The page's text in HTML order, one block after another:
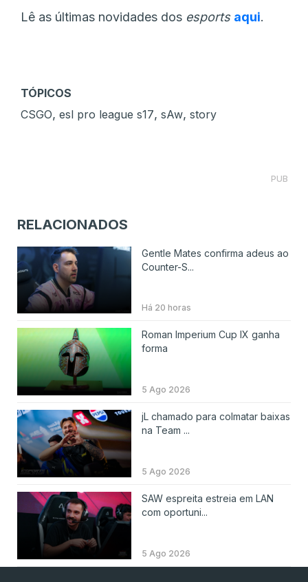
Lê as últimas novidades dos esports aqui.
TÓPICOS
CSGO, esl pro league s17, sAw, story
PUB
RELACIONADOS
Gentle Mates confirma adeus ao
Counter-S...
Há 20 horas
Roman Imperium Cup IX ganha
forma
5 Ago 2026
jL chamado para colmatar baixas
na Team ...
5 Ago 2026
SAW espreita estreia em LAN
com oportuni...
5 Ago 2026